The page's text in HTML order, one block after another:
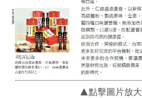
▲點擊圖片放大